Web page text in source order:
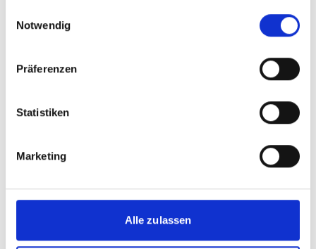
Notwendig
Präferenzen
Statistiken
Marketing
Alle zulassen
Podcast „[insert solutions here].
Englisch (externer Link)
Weitere Publikationen im Zusammenhang mit
der Internationalen Klimaschutzinitiative und
Publikationsbereich.